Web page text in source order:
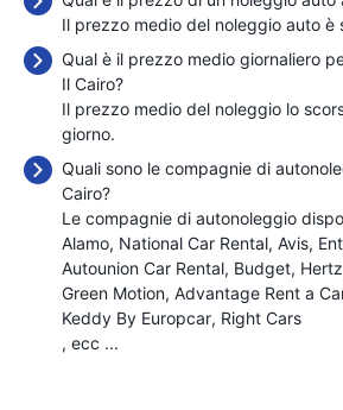
Il prezzo medio del noleggio auto è
Qual è il prezzo medio giornaliero
Il Cairo?
Il prezzo medio del noleggio lo
giorno.
Quali sono le compagnie di
Cairo?
Le compagnie di autonoleggio
Alamo National Car Rental Avis
Autounion Car Rental Budget Hertz
Green Motion Advantage Rent a
Keddy By Europcar Right Cars
, ecc ...